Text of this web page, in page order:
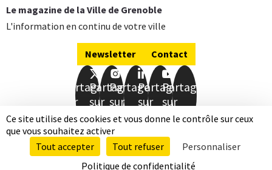
Ce site utilise des cookies et vous donne le contrôle sur ceux
que vous souhaitez activer
Tout accepter
Tout refuser
Personnaliser
Politique de confidentialité
Le magazine de la Ville de Grenoble
L'information en continu de votre ville
Newsletter Contact
Partager
sur
Facebook
Partager
sur
Twitter
Partager
sur
Instagram
Partager
sur
LinkedIn
Partager
sur
Youtube
Mentions légalesDonnées personnelles
Accessibilité totalement conformePlan de site
Qui sommes-nous